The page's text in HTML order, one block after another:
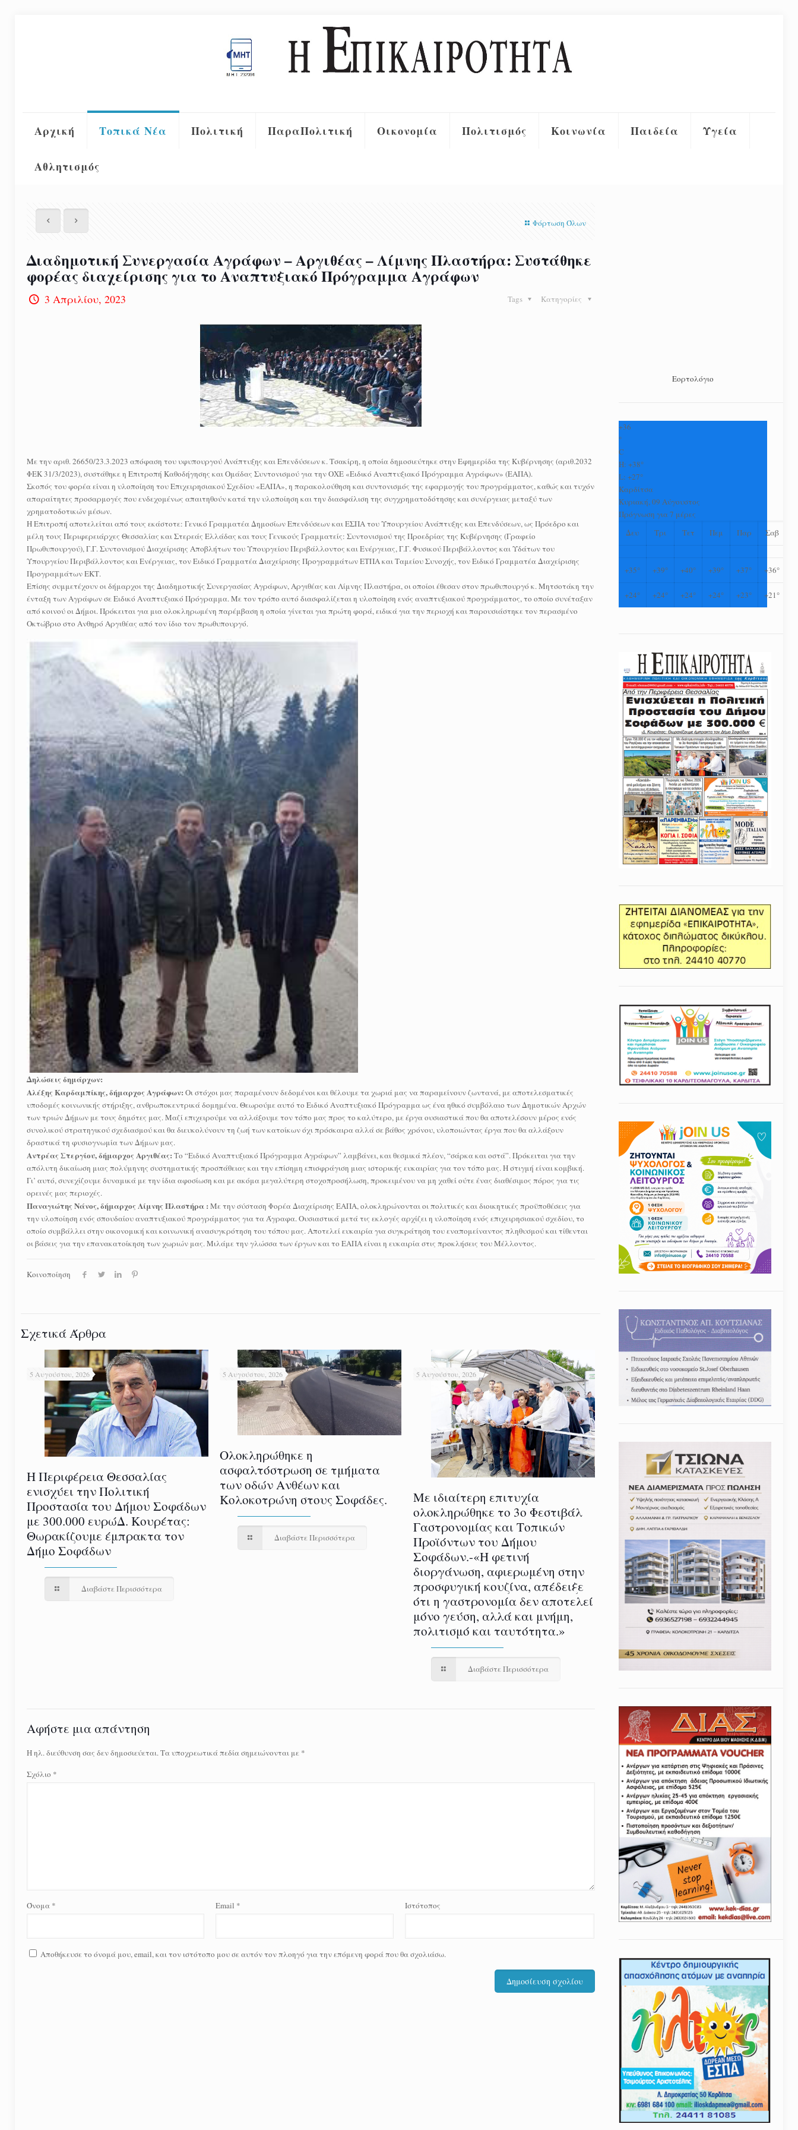
Αρχική Τοπικά Νέα Πολιτική ΠαραΠολιτική Οικονομία Πολιτισμός Κοινωνία Παιδεία Υγεία
Αθλητισμός
Φόρτωση Όλων
Διαδημοτική Συνεργασία Αγράφων – Αργιθέας – Λίμνης Πλαστήρα: Συστάθηκε
φορέας διαχείρισης για το Αναπτυξιακό Πρόγραμμα Αγράφων
3 Απριλίου, 2023 Κατηγορίες
Tags
Με την αριθ. 26650/23.3.2023 απόφαση του υφυπουργού Ανάπτυξης και Επενδύσεων κ. Τσακίρη, η οποία δημοσιεύτηκε στην Εφημερίδα της Κυβέρνησης (αριθ.2032
ΦΕΚ 31/3/2023), συστάθηκε η Επιτροπή Καθοδήγησης και Ομάδας Συντονισμού για την ΟΧΕ «Ειδικό Αναπτυξιακό Πρόγραμμα Αγράφων» (ΕΑΠΑ).
Σκοπός του φορέα είναι η υλοποίηση του Επιχειρησιακού Σχεδίου «ΕΑΠΑ», η παρακολούθηση και συντονισμός της εφαρμογής του προγράμματος, καθώς και τυχόν
απαραίτητες προσαρμογές που ενδεχομένως απαιτηθούν κατά την υλοποίηση και την διασφάλιση της συγχρηματοδότησης και συνέργειας μεταξύ των
χρηματοδοτικών μέσων.
Η Επιτροπή αποτελείται από τους εκάστοτε: Γενικό Γραμματέα Δημοσίων Επενδύσεων και ΕΣΠΑ του Υπουργείου Ανάπτυξης και Επενδύσεων, ως Πρόεδρο και
μέλη τους Περιφερειάρχες Θεσσαλίας και Στερεάς Ελλάδας και τους Γενικούς Γραμματείς: Συντονισμού της Προεδρίας της Κυβέρνησης (Γραφείο
Πρωθυπουργού), Γ.Γ. Συντονισμού Διαχείρισης Αποβλήτων του Υπουργείου Περιβάλλοντος και Ενέργειας, Γ.Γ. Φυσικού Περιβάλλοντος και Υδάτων του
Υπουργείου Περιβάλλοντος και Ενέργειας, τον Ειδικό Γραμματέα Διαχείρισης Προγραμμάτων ΕΤΠΑ και Ταμείου Συνοχής, τον Ειδικό Γραμματέα Διαχείρισης
Προγραμμάτων ΕΚΤ.
Επίσης συμμετέχουν οι δήμαρχοι της Διαδημοτικής Συνεργασίας Αγράφων, Αργιθέας και Λίμνης Πλαστήρα, οι οποίοι έθεσαν στον πρωθυπουργό κ. Μητσοτάκη την
ένταξη των Αγράφων σε Ειδικό Αναπτυξιακό Πρόγραμμα. Με τον τρόπο αυτό διασφαλίζεται η υλοποίηση ενός αναπτυξιακού προγράμματος, το οποίο συνέταξαν
από κοινού οι Δήμοι. Πρόκειται για μια ολοκληρωμένη παρέμβαση η οποία γίνεται για πρώτη φορά, ειδικά για την περιοχή και παρουσιάστηκε τον περασμένο
Οκτώβριο στο Ανθηρό Αργιθέας από τον ίδιο τον πρωθυπουργό.
Δηλώσεις δημάρχων:
Αλέξης Καρδαμπίκης, δήμαρχος Αγράφων: Οι στόχοι μας παραμένουν δεδομένοι και θέλουμε τα χωριά μας να παραμείνουν ζωντανά, με αποτελεσματικές
υποδομές κοινωνικής στήριξης, ανθρωποκεντρικά δομημένα. Θεωρούμε αυτό το Ειδικό Αναπτυξιακό Πρόγραμμα ως ένα ηθικό συμβόλαιο των Δημοτικών Αρχών
των τριών Δήμων με τους δημότες μας. Μαζί επιχειρούμε να αλλάξουμε τον τόπο μας προς το καλύτερο, με έργα ουσιαστικά που θα αποτελέσουν μέρος ενός
συνολικού στρατηγικού σχεδιασμού και θα διευκολύνουν τη ζωή των κατοίκων όχι πρόσκαιρα αλλά σε βάθος χρόνου, υλοποιώντας έργα που θα αλλάξουν
δραστικά τη φυσιογνωμία των Δήμων μας.
Αντρέας Στεργίου, δήμαρχος Αργιθέας: Το “Ειδικό Αναπτυξιακό Πρόγραμμα Αγράφων” λαμβάνει, και θεσμικά πλέον, “σάρκα και οστά”. Πρόκειται για την
απόλυτη δικαίωση μιας πολύμηνης συστηματικής προσπάθειας και την επίσημη επισφράγιση μιας ιστορικής ευκαιρίας για τον τόπο μας. Η στιγμή είναι κομβική.
Γι’ αυτό, συνεχίζουμε δυναμικά με την ίδια αφοσίωση και με ακόμα μεγαλύτερη στοχοπροσήλωση, προκειμένου να μη χαθεί ούτε ένας διαθέσιμος πόρος για τις
ορεινές μας περιοχές.
Παναγιώτης Νάνος, δήμαρχος Λίμνης Πλαστήρα : Με την σύσταση Φορέα Διαχείρισης ΕΑΠΑ, ολοκληρώνονται οι πολιτικές και διοικητικές προϋποθέσεις για
την υλοποίηση ενός σπουδαίου αναπτυξιακού προγράμματος για τα Άγραφα. Ουσιαστικά μετά τις εκλογές αρχίζει η υλοποίηση ενός επιχειρησιακού σχεδίου, το
οποίο συμβάλλει στην οικονομική και κοινωνική ανασυγκρότηση του τόπου μας. Αποτελεί ευκαιρία για συγκράτηση του εναπομείναντος πληθυσμού και τίθενται
οι βάσεις για την επανακατοίκηση των χωριών μας. Μιλάμε την γλώσσα των έργων και το ΕΑΠΑ είναι η ευκαιρία στις προκλήσεις του Μέλλοντος.
Κοινοποίηση
Σχετικά Άρθρα
5 Αυγούστου, 2026
Η Περιφέρεια Θεσσαλίας
ενισχύει την Πολιτική
Προστασία του Δήμου Σοφάδων
με 300.000 ευρώΔ. Κουρέτας:
Θωρακίζουμε έμπρακτα τον
Δήμο Σοφάδων
Διαβάστε Περισσότερα
5 Αυγούστου, 2026
Ολοκληρώθηκε η
ασφαλτόστρωση σε τμήματα
των οδών Ανθέων και
Κολοκοτρώνη στους Σοφάδες.
Διαβάστε Περισσότερα
5 Αυγούστου, 2026
Με ιδιαίτερη επιτυχία
ολοκληρώθηκε το 3ο Φεστιβάλ
Γαστρονομίας και Τοπικών
Προϊόντων του Δήμου
Σοφάδων.-«Η φετινή
διοργάνωση, αφιερωμένη στην
προσφυγική κουζίνα, απέδειξε
ότι η γαστρονομία δεν αποτελεί
μόνο γεύση, αλλά και μνήμη,
πολιτισμό και ταυτότητα.»
Διαβάστε Περισσότερα
Αφήστε μια απάντηση
Η ηλ. διεύθυνση σας δεν δημοσιεύεται.Τα υποχρεωτικά πεδία σημειώνονται με *
Σχόλιο *
Όνομα * Email * Ιστότοπος
Αποθήκευσε το όνομά μου, email, και τον ιστότοπο μου σε αυτόν τον πλοηγό για την επόμενη φορά που θα σχολιάσω.
Εορτολόγιο
+36
°
C
H:+38°
L:+27°
Καρδίτσα
Κυριακή, 09 Αύγουστος
Πρόγνωση για 7 μέρες
Δευ
Τρι Τετ Πεμ Παρ Σαβ
+35° +39° +40° +39° +37° +36°
+24° +24° +24° +24° +23° +21°